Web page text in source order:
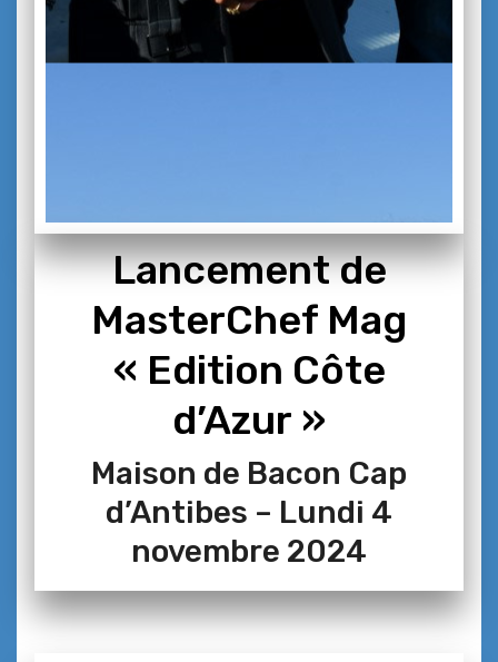
Lancement de
MasterChef Mag
« Edition Côte
d’Azur »
Maison de Bacon Cap
d’Antibes – Lundi 4
novembre 2024